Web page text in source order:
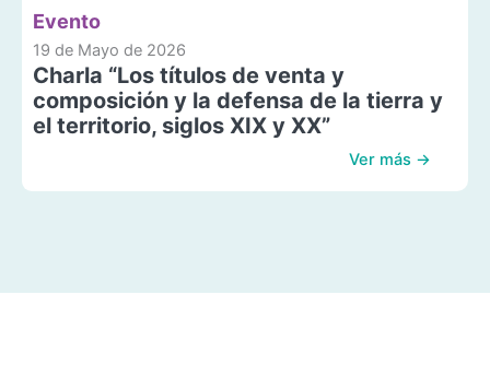
Evento
19 de Mayo de 2026
Charla “Los títulos de venta y
composición y la defensa de la tierra y
el territorio, siglos XIX y XX”
Ver más →